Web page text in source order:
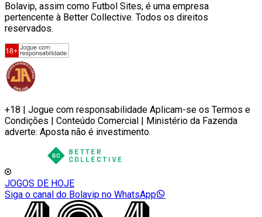
Bolavip, assim como Futbol Sites, é uma empresa
pertencente à Better Collective. Todos os direitos
reservados.
+18 | Jogue com responsabilidade Aplicam-se os Termos e
Condições | Conteúdo Comercial | Ministério da Fazenda
adverte: Aposta não é investimento.
JOGOS DE HOJE
Siga o canal do Bolavip no WhatsApp